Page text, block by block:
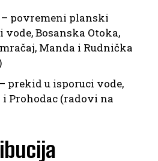
– povremeni planski
Bosanska Otoka,
Manda i Rudnička
– prekid u isporuci vode,
Prohodac (radovi na